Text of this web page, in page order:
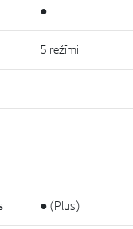
●
5 režīmi
● (Plus)